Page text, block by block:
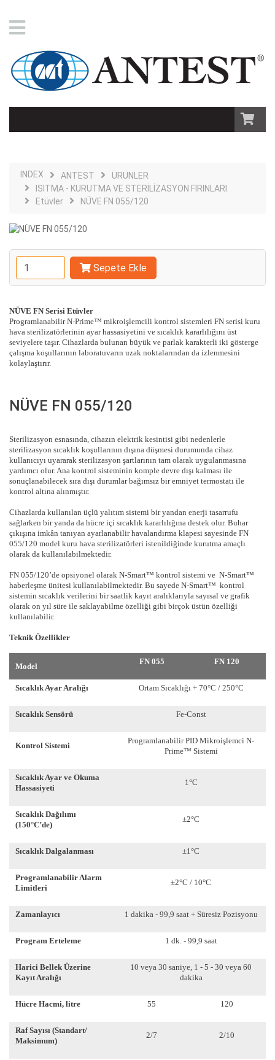
INDEX ANTEST
ÜRÜNLER
ISITMA - KURUTMA VE STERİLİZASYON FIRINLARI
Etüvler
NÜVE FN 055/120
Sepete Ekle
NÜVE FN Serisi Etüvler
Programlanabilir N-Prime™ mikroişlemcili kontrol sistemleri FN serisi kuru
hava sterilizatörlerinin ayar hassasiyetini ve sıcaklık kararlılığını üst
seviyelere taşır. Cihazlarda bulunan büyük ve parlak karakterli iki gösterge
çalışma koşullarının laboratuvarın uzak noktalarından da izlenmesini
kolaylaştırır.
NÜVE FN 055/120
Sterilizasyon esnasında, cihazın elektrik kesintisi gibi nedenlerle
sterilizasyon sıcaklık koşullarının dışına düşmesi durumunda cihaz
kullanıcıyı uyararak sterilizasyon şartlarının tam olarak uygulanmasına
yardımcı olur. Ana kontrol sisteminin komple devre dışı kalması ile
sonuçlanabilecek sıra dışı durumlar bağımsız bir emniyet termostatı ile
kontrol altına alınmıştır.
Cihazlarda kullanılan üçlü yalıtım sistemi bir yandan enerji tasarrufu
sağlarken bir yanda da hücre içi sıcaklık kararlılığına destek olur. Buhar
çıkışına imkân tanıyan ayarlanabilir havalandırma klapesi sayesinde FN
055/120 model kuru hava sterilizatörleri istenildiğinde kurutma amaçlı
olarak da kullanılabilmektedir.
FN 055/120’de opsiyonel olarak N-Smart™ kontrol sistemi ve N-Smart™
haberleşme ünitesi kullanılabilmektedir. Bu sayede N-Smart™ kontrol
sistemin sıcaklık verilerini bir saatlik kayıt aralıklarıyla sayısal ve grafik
olarak on yıl süre ile saklayabilme özelliği gibi birçok üstün özelliği
kullanılabilir.
Teknik Özellikler
Model
FN 055 FN 120
Sıcaklık Ayar Aralığı Ortam Sıcaklığı + 70°C / 250°C
Sıcaklık Sensörü Fe-Const
Kontrol Sistemi
Programlanabilir PID Mikroişlemci N-
Prime™ Sistemi
Sıcaklık Ayar ve Okuma
Hassasiyeti
1°C
Sıcaklık Dağılımı
(150°C’de)
±2°C
Sıcaklık Dalgalanması ±1°C
Programlanabilir Alarm
Limitleri
±2°C / 10°C
Zamanlayıcı 1 dakika - 99,9 saat + Süresiz Pozisyonu
Program Erteleme 1 dk. - 99,9 saat
Harici Bellek Üzerine
Kayıt Aralığı
10 veya 30 saniye, 1 - 5 - 30 veya 60
dakika
Hücre Hacmi, litre 55 120
Raf Sayısı (Standart/
Maksimum)
2/7 2/10